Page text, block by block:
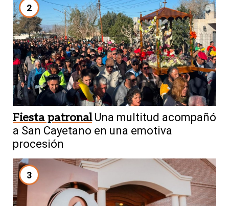
2
Fiesta patronal Una multitud acompañó
a San Cayetano en una emotiva
procesión
3